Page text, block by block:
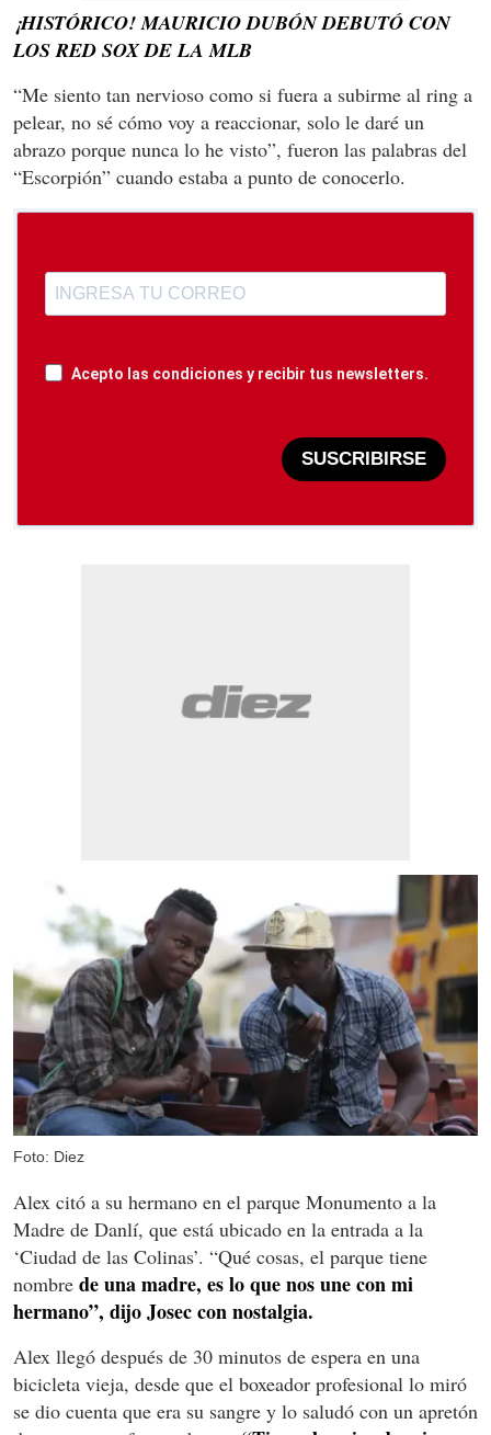
¡HISTÓRICO! MAURICIO DUBÓN DEBUTÓ CON
LOS RED SOX DE LA MLB
“Me siento tan nervioso como si fuera a subirme al ring a
pelear, no sé cómo voy a reaccionar, solo le daré un
abrazo porque nunca lo he visto”, fueron las palabras del
“Escorpión” cuando estaba a punto de conocerlo.
Acepto las condiciones y recibir tus newsletters.
SUSCRIBIRSE
Foto: Diez
Alex citó a su hermano en el parque Monumento a la
Madre de Danlí, que está ubicado en la entrada a la
‘Ciudad de las Colinas’. “Qué cosas, el parque tiene
nombre de una madre, es lo que nos une con mi
hermano”, dijo Josec con nostalgia.
Alex llegó después de 30 minutos de espera en una
bicicleta vieja, desde que el boxeador profesional lo miró
se dio cuenta que era su sangre y lo saludó con un apretón